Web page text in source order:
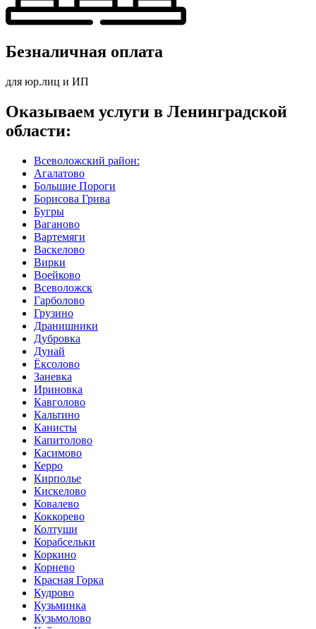
Безналичная оплата
для юр.лиц и ИП
Оказываем услуги в Ленинградской
области:
Всеволожский район:
Агалатово
Большие Пороги
Борисова Грива
Бугры
Ваганово
Вартемяги
Васкелово
Вирки
Воейково
Всеволожск
Гарболово
Грузино
Дранишники
Дубровка
Дунай
Ёксолово
Заневка
Ириновка
Кавголово
Кальтино
Канисты
Капитолово
Касимово
Керро
Кирполье
Кискелово
Ковалево
Коккорево
Колтуши
Корабсельки
Коркино
Корнево
Красная Горка
Кудрово
Кузьминка
Кузьмолово